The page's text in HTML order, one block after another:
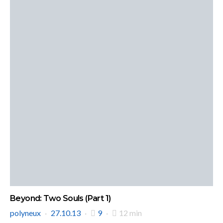
Beyond: Two Souls (Part 1)
polyneux
27.10.13 9 12 min